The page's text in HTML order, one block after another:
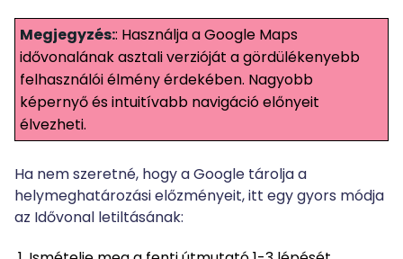
Megjegyzés:: Használja a Google Maps
idővonalának asztali verzióját a gördülékenyebb
felhasználói élmény érdekében. Nagyobb
képernyő és intuitívabb navigáció előnyeit
élvezheti.
Ha nem szeretné, hogy a Google tárolja a
helymeghatározási előzményeit, itt egy gyors módja
az Idővonal letiltásának: